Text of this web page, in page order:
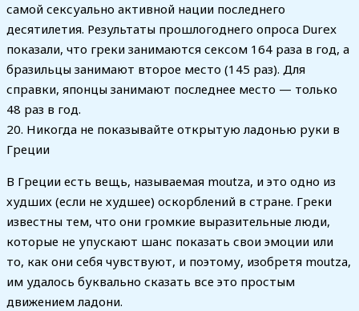
самой сексуально активной нации последнего
десятилетия. Результаты прошлогоднего опроса Durex
показали, что греки занимаются сексом 164 раза в год, а
бразильцы занимают второе место (145 раз). Для
справки, японцы занимают последнее место — только
48 раз в год.
20. Никогда не показывайте открытую ладонью руки в
Греции
В Греции есть вещь, называемая moutza, и это одно из
худших (если не худшее) оскорблений в стране. Греки
известны тем, что они громкие выразительные люди,
которые не упускают шанс показать свои эмоции или
то, как они себя чувствуют, и поэтому, изобретя moutza,
им удалось буквально сказать все это простым
движением ладони.